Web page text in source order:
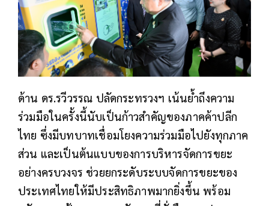
ด้าน ดร.รวีวรรณ ปลัดกระทรวงฯ เน้นย้ำถึงความ
ร่วมมือในครั้งนี้นับเป็นก้าวสำคัญของภาคค้าปลีก
ไทย ซึ่งมีบทบาทเชื่อมโยงความร่วมมือไปยังทุกภาค
ส่วน และเป็นต้นแบบของการบริหารจัดการขยะ
อย่างครบวงจร ช่วยยกระดับระบบจัดการขยะของ
ประเทศไทยให้มีประสิทธิภาพมากยิ่งขึ้น พร้อม